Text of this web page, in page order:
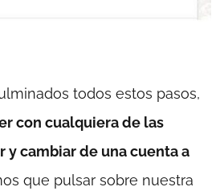
todos estos pasos,
con cualquiera de las
y cambiar de una cuenta a
que pulsar sobre nuestra